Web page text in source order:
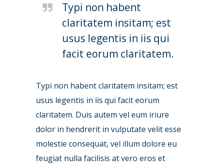
Typi non habent
claritatem insitam; est
usus legentis in iis qui
facit eorum claritatem.
Typi non habent claritatem insitam; est
usus legentis in iis qui facit eorum
claritatem. Duis autem vel eum iriure
dolor in hendrerit in vulputate velit esse
molestie consequat, vel illum dolore eu
feugiat nulla facilisis at vero eros et